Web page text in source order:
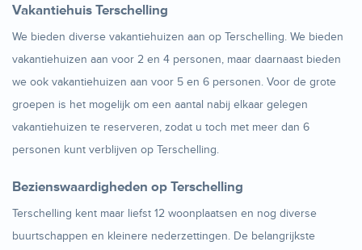
Vakantiehuis Terschelling
We bieden diverse vakantiehuizen aan op Terschelling. We bieden
vakantiehuizen aan voor 2 en 4 personen, maar daarnaast bieden
we ook vakantiehuizen aan voor 5 en 6 personen. Voor de grote
groepen is het mogelijk om een aantal nabij elkaar gelegen
vakantiehuizen te reserveren, zodat u toch met meer dan 6
personen kunt verblijven op Terschelling.
Bezienswaardigheden op Terschelling
Terschelling kent maar liefst 12 woonplaatsen en nog diverse
buurtschappen en kleinere nederzettingen. De belangrijkste